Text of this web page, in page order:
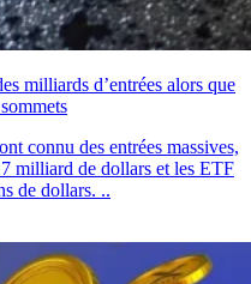
milliards d’entrées alors que
connu des entrées massives,
milliard de dollars et les ETF
de dollars. ..